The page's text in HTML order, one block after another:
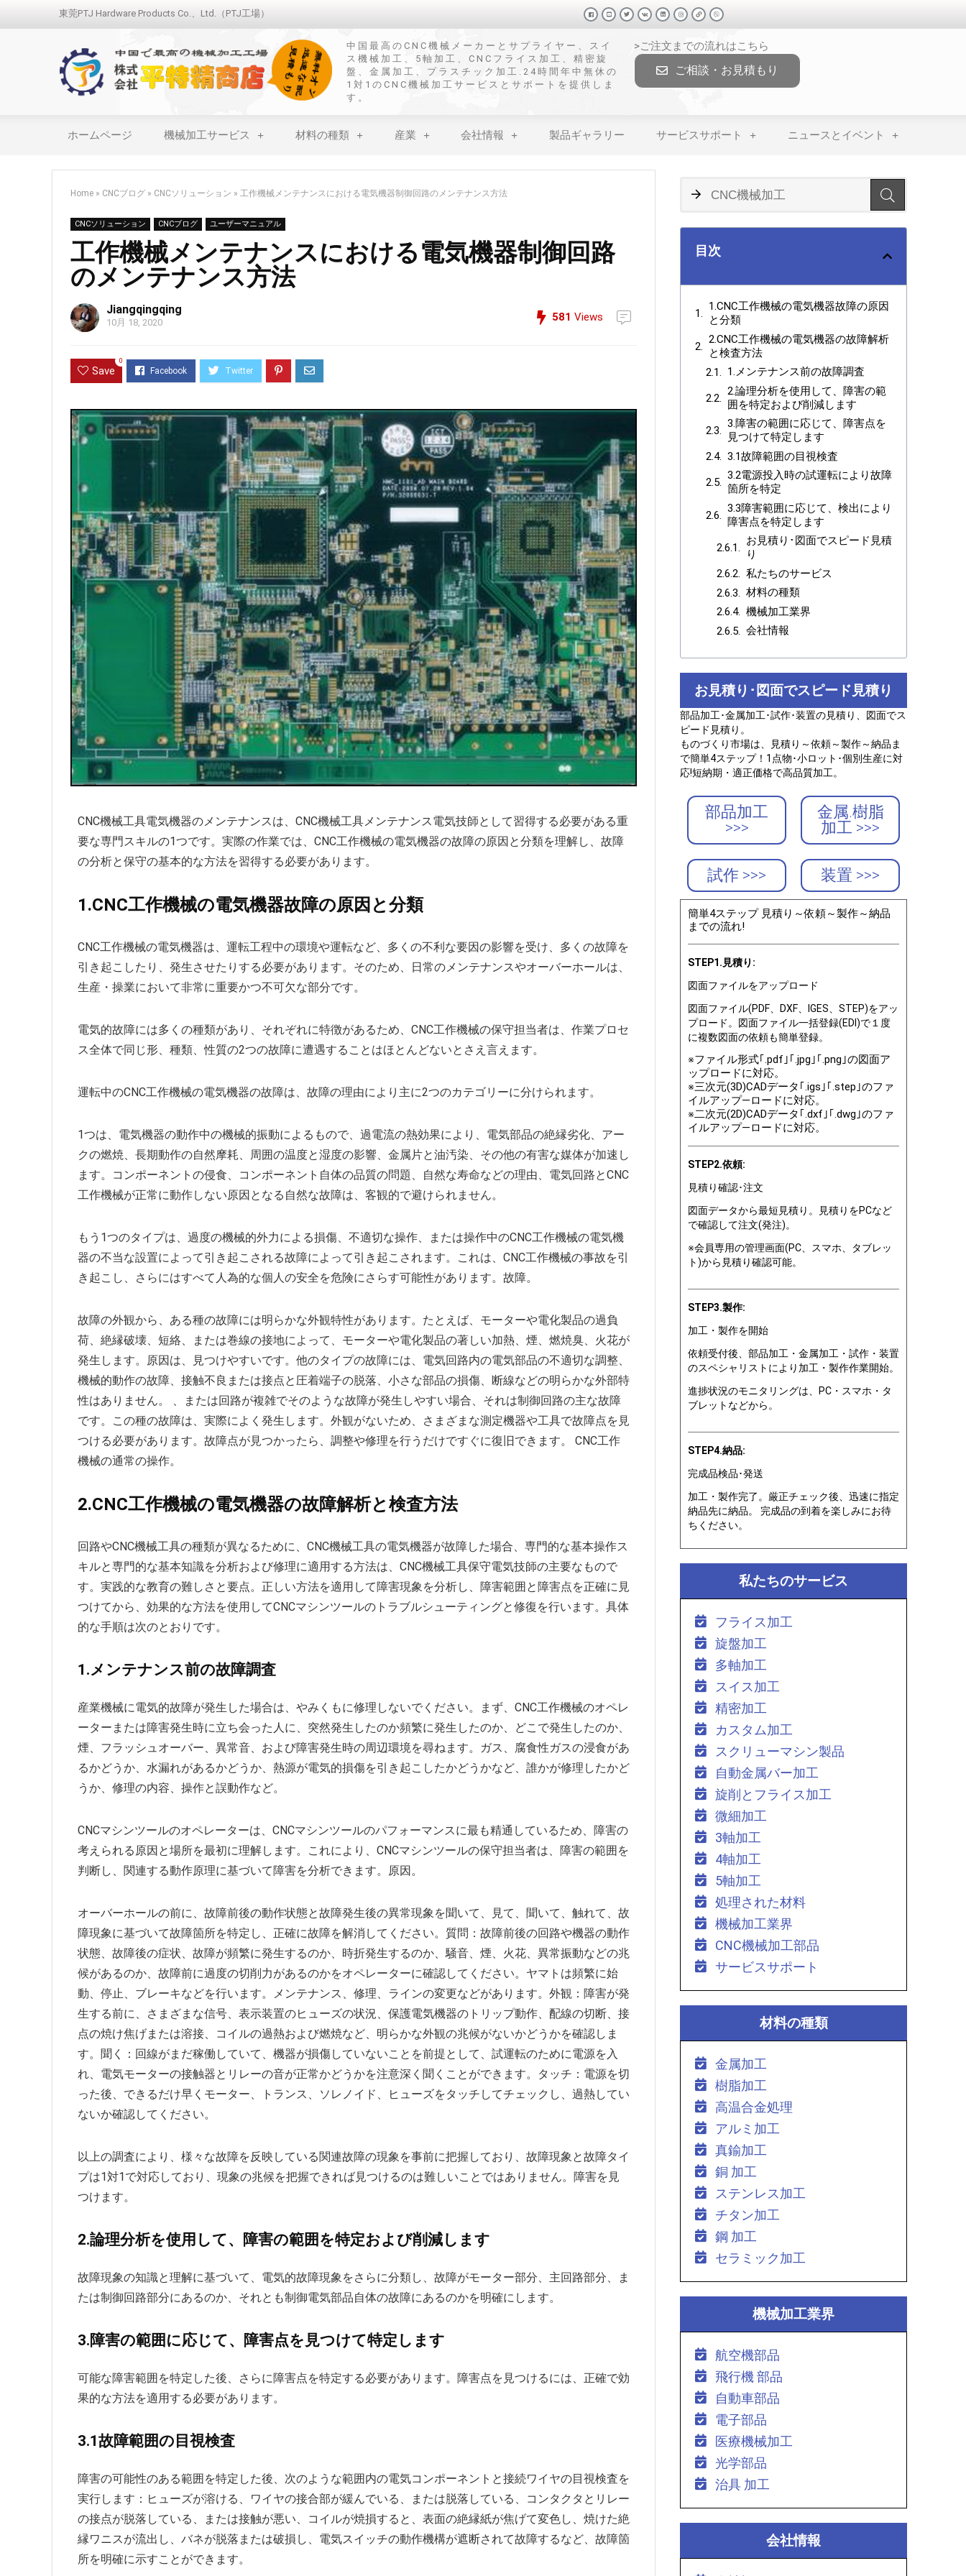
東莞PTJ Hardware Products Co.、Ltd.（PTJ工場）
中国最高のCNC機械メーカーとサプライヤー、スイ
ス機械加工、5軸加工、CNCフライス加工、精密旋
盤、金属加工、プラスチック加工.24時間年中無休の
1対1のCNC機械加工サービスとサポートを提供しま
す。
>ご注文までの流れはこちら
ご相談・お見積もり
ホームページ 機械加工サービス 材料の種類 産業 会社情報 製品ギャラリー サービスサポート ニュースとイベント
Home » CNCブログ » CNCソリューション » 工作機械メンテナンスにおける電気機器制御回路のメンテナンス方法
CNCソリューション CNCブログ ユーザーマニュアル
工作機械メンテナンスにおける電気機器制御回路
のメンテナンス方法
Jiangqingqing
10月 18, 2020 581 Views
Save
0
CNC機械工具電気機器のメンテナンスは、CNC機械工具メンテナンス電気技師として習得する必要がある重
要な専門スキルの1つです。実際の作業では、CNC工作機械の電気機器の故障の原因と分類を理解し、故障
の分析と保守の基本的な方法を習得する必要があります。
1.CNC工作機械の電気機器故障の原因と分類
CNC工作機械の電気機器は、運転工程中の環境や運転など、多くの不利な要因の影響を受け、多くの故障を
引き起こしたり、発生させたりする必要があります。そのため、日常のメンテナンスやオーバーホールは、
生産・操業において非常に重要かつ不可欠な部分です。
電気的故障には多くの種類があり、それぞれに特徴があるため、CNC工作機械の保守担当者は、作業プロセ
ス全体で同じ形、種類、性質の2つの故障に遭遇することはほとんどないとさえ言えます。
運転中のCNC工作機械の電気機器の故障は、故障の理由により主に2つのカテゴリーに分けられます。
1つは、電気機器の動作中の機械的振動によるもので、過電流の熱効果により、電気部品の絶縁劣化、アー
クの燃焼、長期動作の自然摩耗、周囲の温度と湿度の影響、金属片と油汚染、その他の有害な媒体が加速し
ます。コンポーネントの侵食、コンポーネント自体の品質の問題、自然な寿命などの理由、電気回路とCNC
工作機械が正常に動作しない原因となる自然な故障は、客観的で避けられません。
もう1つのタイプは、過度の機械的外力による損傷、不適切な操作、または操作中のCNC工作機械の電気機
器の不当な設置によって引き起こされる故障によって引き起こされます。これは、CNC工作機械の事故を引
き起こし、さらにはすべて人為的な個人の安全を危険にさらす可能性があります。故障。
故障の外観から、ある種の故障には明らかな外観特性があります。たとえば、モーターや電化製品の過負
荷、絶縁破壊、短絡、または巻線の接地によって、モーターや電化製品の著しい加熱、煙、燃焼臭、火花が
発生します。原因は、見つけやすいです。他のタイプの故障には、電気回路内の電気部品の不適切な調整、
機械的動作の故障、接触不良または接点と圧着端子の脱落、小さな部品の損傷、断線などの明らかな外部特
性はありません。 、または回路が複雑でそのような故障が発生しやすい場合、それは制御回路の主な故障
です。この種の故障は、実際によく発生します。外観がないため、さまざまな測定機器や工具で故障点を見
つける必要があります。故障点が見つかったら、調整や修理を行うだけですぐに復旧できます。 CNC工作
機械の通常の操作。
2.CNC工作機械の電気機器の故障解析と検査方法
回路やCNC機械工具の種類が異なるために、CNC機械工具の電気機器が故障した場合、専門的な基本操作ス
キルと専門的な基本知識を分析および修理に適用する方法は、CNC機械工具保守電気技師の主要なもので
す。実践的な教育の難しさと要点。正しい方法を適用して障害現象を分析し、障害範囲と障害点を正確に見
つけてから、効果的な方法を使用してCNCマシンツールのトラブルシューティングと修復を行います。具体
的な手順は次のとおりです。
1.メンテナンス前の故障調査
産業機械に電気的故障が発生した場合は、やみくもに修理しないでください。まず、CNC工作機械のオペレ
ーターまたは障害発生時に立ち会った人に、突然発生したのか頻繁に発生したのか、どこで発生したのか、
煙、フラッシュオーバー、異常音、および障害発生時の周辺環境を尋ねます。ガス、腐食性ガスの浸食があ
るかどうか、水漏れがあるかどうか、熱源が電気的損傷を引き起こしたかどうかなど、誰かが修理したかど
うか、修理の内容、操作と誤動作など。
CNCマシンツールのオペレーターは、CNCマシンツールのパフォーマンスに最も精通しているため、障害の
考えられる原因と場所を最初に理解します。これにより、CNCマシンツールの保守担当者は、障害の範囲を
判断し、関連する動作原理に基づいて障害を分析できます。原因。
オーバーホールの前に、故障前後の動作状態と故障発生後の異常現象を聞いて、見て、聞いて、触れて、故
障現象に基づいて故障箇所を特定し、正確に故障を解消してください。質問：故障前後の回路や機器の動作
状態、故障後の症状、故障が頻繁に発生するのか、時折発生するのか、騒音、煙、火花、異常振動などの兆
候があるのか​​、故障前に過度の切削力があるのか​​をオペレーターに確認してください。ヤマトは頻繁に始
動、停止、ブレーキなどを行います。メンテナンス、修理、ラインの変更などがあります。外観：障害が発
生する前に、さまざまな信号、表示装置のヒューズの状況、保護電気機器のトリップ動作、配線の切断、接
点の焼け焦げまたは溶接、コイルの過熱および燃焼など、明らかな外観の兆候がないかどうかを確認しま
す。聞く：回線がまだ稼働していて、機器が損傷していないことを前提として、試運転のために電源を入
れ、電気モーターの接触器とリレーの音が正常かどうかを注意深く聞くことができます。タッチ：電源を切
った後、できるだけ早くモーター、トランス、ソレノイド、ヒューズをタッチしてチェックし、過熱してい
ないか確認してください。
以上の調査により、様々な故障を反映している関連故障の現象を事前に把握しており、故障現象と故障タイ
プは1対1で対応しており、現象の兆候を把握できれば見つけるのは難しいことではありません。障害を見
つけます。
2.論理分析を使用して、障害の範囲を特定および削減します
故障現象の知識と理解に基づいて、電気的故障現象をさらに分類し、故障がモーター部分、主回路部分、ま
たは制御回路部分にあるのか、それとも制御電気部品自体の故障にあるのかを明確にします。
3.障害の範囲に応じて、障害点を見つけて特定します
可能な障害範囲を特定した後、さらに障害点を特定する必要があります。障害点を見つけるには、正確で効
果的な方法を適用する必要があります。
3.1故障範囲の目視検査
障害の可能性のある範囲を特定した後、次のような範囲内の電気コンポーネントと接続ワイヤの目視検査を
実行します：ヒューズが溶ける、ワイヤの接合部が緩んでいる、または脱落している、コンタクタとリレー
の接点が脱落している、または接触が悪い、コイルが焼損すると、表面の絶縁紙が焦げて変色し、焼けた絶
縁ワニスが流出し、バネが脱落または破損し、電気スイッチの動作機構が遮断されて故障するなど、故障箇
所を明確に示すことができます。
目次
1.CNC工作機械の電気機器故障の原因
と分類
2.CNC工作機械の電気機器の故障解析
と検査方法
1.メンテナンス前の故障調査
2.論理分析を使用して、障害の範
囲を特定および削減します
3.障害の範囲に応じて、障害点を
見つけて特定します
3.1故障範囲の目視検査
3.2電源投入時の試運転により故障
箇所を特定
3.3障害範囲に応じて、検出により
障害点を特定します
お見積り･図面でスピード見積
り
私たちのサービス
材料の種類
機械加工業界
会社情報
お見積り･図面でスピード見積り
部品加工･金属加工･試作･装置の見積り、図面でス
ピード見積り。
ものづくり市場は、見積り～依頼～製作～納品ま
で簡単4ステップ！1点物･小ロット･個別生産に対
応!短納期・適正価格で高品質加工。
部品加工
>>>
金属.樹脂
加工 >>>
試作 >>> 装置 >>>
簡単4ステップ 見積り～依頼～製作～納品
までの流れ!
STEP1.見積り:
図面ファイルをアップロード
図面ファイル(PDF、DXF、IGES、STEP)をアッ
プロード。図面ファイル一括登録(EDI)で１度
に複数図面の依頼も簡単登録。
※ファイル形式｢.pdf｣｢.jpg｣｢.png｣の図面ア
ップロードに対応。
※三次元(3D)CADデータ｢.igs｣｢.step｣のファ
イルアップ―ロードに対応。
※二次元(2D)CADデータ｢.dxf｣｢.dwg｣のファ
イルアップ―ロードに対応。
STEP2.依頼:
見積り確認･注文
図面データから最短見積り。見積りをPCなど
で確認して注文(発注)。
※会員専用の管理画面(PC、スマホ、タブレッ
ト)から見積り確認可能。
STEP3.製作:
加工・製作を開始
依頼受付後、部品加工・金属加工・試作・装置
のスペシャリストにより加工・製作作業開始。
進捗状況のモニタリングは、PC・スマホ・タ
ブレットなどから。
STEP4.納品:
完成品検品･発送
加工・製作完了。厳正チェック後、迅速に指定
納品先に納品。 完成品の到着を楽しみにお待
ちください。
私たちのサービス
フライス加工
旋盤加工
多軸加工
スイス加工
精密加工
カスタム加工
スクリューマシン製品
自動金属バー加工
旋削とフライス加工
微細加工
3軸加工
4軸加工
5軸加工
処理された材料
機械加工業界
CNC機械加工部品
サービスサポート
材料の種類
金属加工
樹脂加工
高温合金処理
アルミ加工
真鍮加工
銅 加工
ステンレス加工
チタン加工
鋼 加工
セラミック加工
機械加工業界
航空機部品
飛行機 部品
自動車部品
電子部品
医療機械加工
光学部品
治具 加工
会社情報